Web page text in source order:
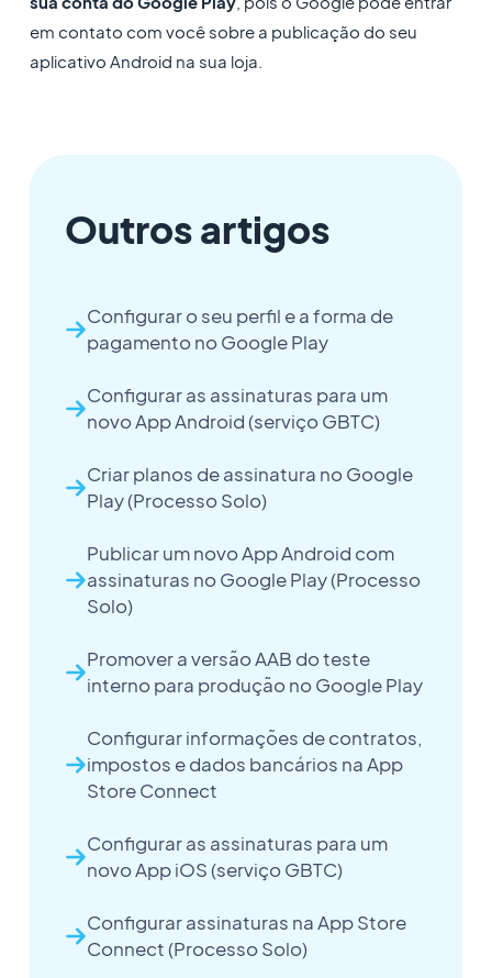
em contato com você sobre a publicação do seu
aplicativo Android na sua loja.
Outros artigos
Configurar o seu perfil e a forma de
pagamento no Google Play
Configurar as assinaturas para um
novo App Android (serviço GBTC)
Criar planos de assinatura no Google
Play (Processo Solo)
Publicar um novo App Android com
assinaturas no Google Play (Processo
Solo)
Promover a versão AAB do teste
interno para produção no Google Play
Configurar informações de contratos,
impostos e dados bancários na App
Store Connect
Configurar as assinaturas para um
novo App iOS (serviço GBTC)
Configurar assinaturas na App Store
Connect (Processo Solo)